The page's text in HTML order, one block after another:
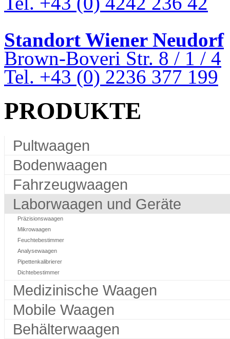
Standort Wiener Neudorf
Brown-Boveri Str. 8 / 1 / 4
Tel. +43 (0) 2236 377 199
PRODUKTE
Pultwaagen
Bodenwaagen
Fahrzeugwaagen
Laborwaagen und Geräte
Präzisionswaagen
Mikrowaagen
Feuchtebestimmer
Analysewaagen
Pipettenkalibrierer
Dichtebestimmer
Medizinische Waagen
Mobile Waagen
Behälterwaagen